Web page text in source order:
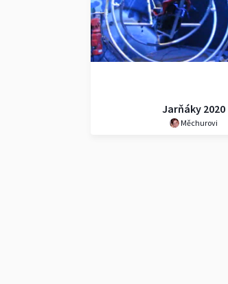
Jarňáky 2020
Měchurovi